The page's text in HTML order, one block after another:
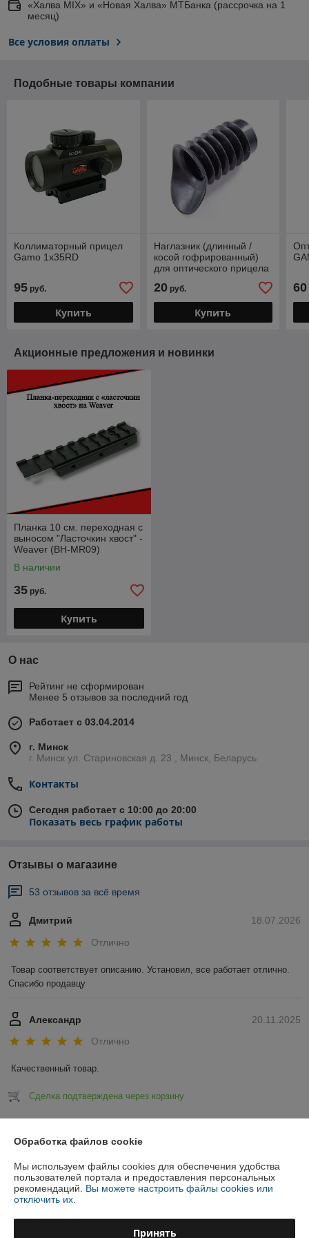
«Халва MIX» и «Новая Халва» МТБанка (рассрочка на 1
месяц)
Все условия оплаты
Подобные товары компании
Коллиматорный прицел
Gamo 1x35RD
95 руб.
Купить
Наглазник (длинный /
косой гофрированный)
для оптического прицела
20руб.
Купить
60
Акционные предложения и новинки
Планка 10 см. переходная с
выносом "Ласточкин хвост" -
Weaver (BH-MR09)
В наличии
35 руб.
Купить
О нас
Рейтинг не сформирован
Менее 5 отзывов за последний год
Работает с 03.04.2014
г. Минск
г. Минск ул. Стариновская д. 23 , Минск, Беларусь
Контакты
Сегодня работает с 10:00 до 20:00
Показать весь график работы
Отзывы о магазине
53 отзывов за всё время
18.07.2026
Дмитрий
Отлично
Товар соответствует описанию. Установил, все работает отлично.
Спасибо продавцу
20.11.2025
Александр
Отлично
Качественный товар.
Сделка подтверждена через корзину
О нас
Обработка файлов cookie
Мы используем файлы cookies для обеспечения удобства
пользователей портала и предоставления персональных
рекомендаций. Вы можете настроить файлы cookies или
отключить их.
Принять